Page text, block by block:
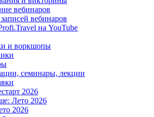
вебинаров
вебинаров
на YouTube
и воркшопы
семинары, лекции
2026
Лето 2026
2026